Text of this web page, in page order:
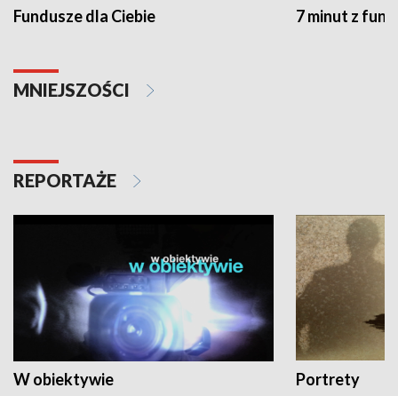
Fundusze dla Ciebie 7 minut z
MNIEJSZOŚCI
REPORTAŻE
W obiektywie Portrety